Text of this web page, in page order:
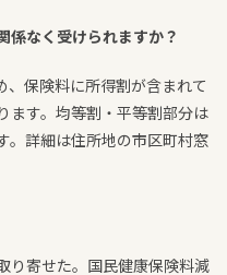
係なく受けられますか？
保険料に所得割が含まれて
ます。均等割・平等割部分は
。詳細は住所地の市区町村窓
り寄せた。国民健康保険料減